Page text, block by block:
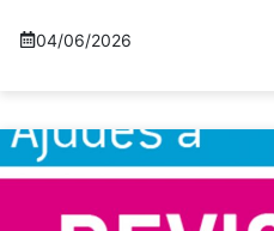
04/06/2026